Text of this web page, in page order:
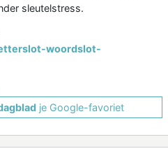
sleutelstress.
woordslot-
je Google-favoriet